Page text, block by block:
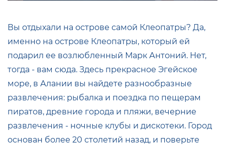
Вы отдыхали на острове самой Клеопатры? Да,
именно на острове Клеопатры, который ей
подарил ее возлюбленный Марк Антоний. Нет,
тогда - вам сюда. Здесь прекрасное Эгейское
море, в Алании вы найдете разнообразные
развлечения: рыбалка и поездка по пещерам
пиратов, древние города и пляжи, вечерние
развлечения - ночные клубы и дискотеки. Город
основан более 20 столетий назад, и поверьте